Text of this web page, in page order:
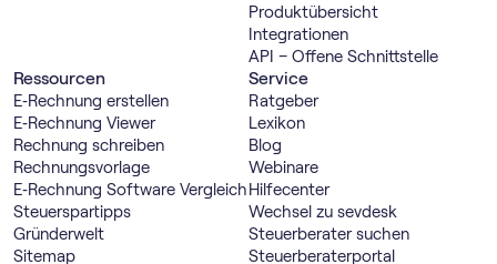
Produktübersicht
Integrationen
API – Offene Schnittstelle
Ressourcen
E‑Rechnung erstellen
E‑Rechnung Viewer
Rechnung schreiben
Rechnungsvorlage
E‑Rechnung Software Vergleich
Steuerspartipps
Gründerwelt
Sitemap
Service
Ratgeber
Lexikon
Blog
Webinare
Hilfecenter
Wechsel zu sevdesk
Steuerberater suchen
Steuerberaterportal